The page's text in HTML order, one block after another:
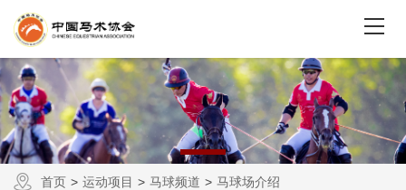
首页 运动项目 马球频道 马球场介绍